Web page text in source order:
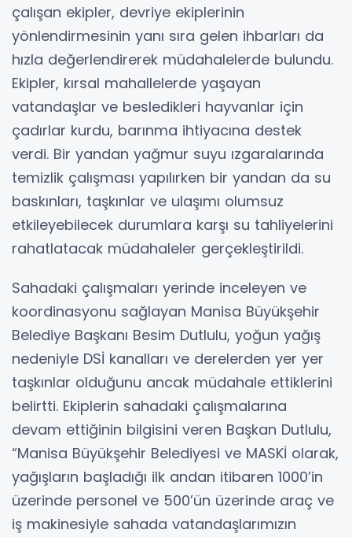
çalışan ekipler, devriye ekiplerinin
yönlendirmesinin yanı sıra gelen ihbarları da
hızla değerlendirerek müdahalelerde bulundu.
Ekipler, kırsal mahallelerde yaşayan
vatandaşlar ve besledikleri hayvanlar için
çadırlar kurdu, barınma ihtiyacına destek
verdi. Bir yandan yağmur suyu ızgaralarında
temizlik çalışması yapılırken bir yandan da su
baskınları, taşkınlar ve ulaşımı olumsuz
etkileyebilecek durumlara karşı su tahliyelerini
rahatlatacak müdahaleler gerçekleştirildi.
Sahadaki çalışmaları yerinde inceleyen ve
koordinasyonu sağlayan Manisa Büyükşehir
Belediye Başkanı Besim Dutlulu, yoğun yağış
nedeniyle DSİ kanalları ve derelerden yer yer
taşkınlar olduğunu ancak müdahale ettiklerini
belirtti. Ekiplerin sahadaki çalışmalarına
devam ettiğinin bilgisini veren Başkan Dutlulu,
“Manisa Büyükşehir Belediyesi ve MASKİ olarak,
yağışların başladığı ilk andan itibaren 1000’in
üzerinde personel ve 500’ün üzerinde araç ve
iş makinesiyle sahada vatandaşlarımızın